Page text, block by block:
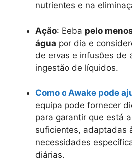
nutrientes e na
Ação: Beba pelo
água por dia e
de ervas e infusões de
ingestão de líquidos.
Como o Awake pode
equipa pode fornecer
para garantir que está
suficientes, adaptadas
necessidades
diárias.